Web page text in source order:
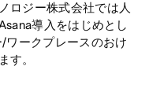
ロジー株式会社では人
導入をはじめとし
ワークプレースのおけ
す。